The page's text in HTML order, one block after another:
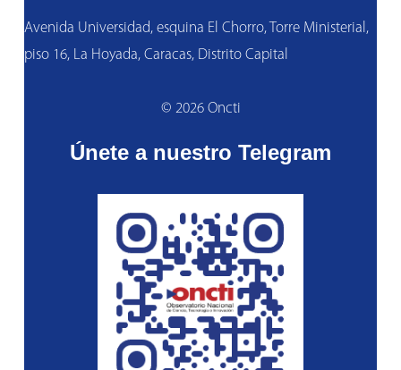
Avenida Universidad, esquina El Chorro, Torre Ministerial,
piso 16, La Hoyada, Caracas, Distrito Capital
© 2026 Oncti
Únete a nuestro Telegram